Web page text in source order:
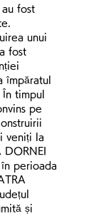
fost
unui
fost
împăratul
timpul
pe
veniți la
perioada
și